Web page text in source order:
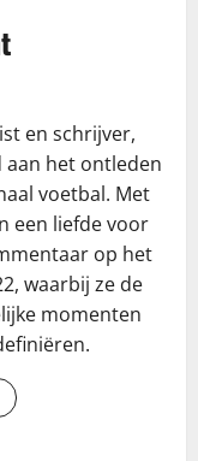
en schrijver,
aan het ontleden
voetbal. Met
een liefde voor
op het
waarbij ze de
momenten